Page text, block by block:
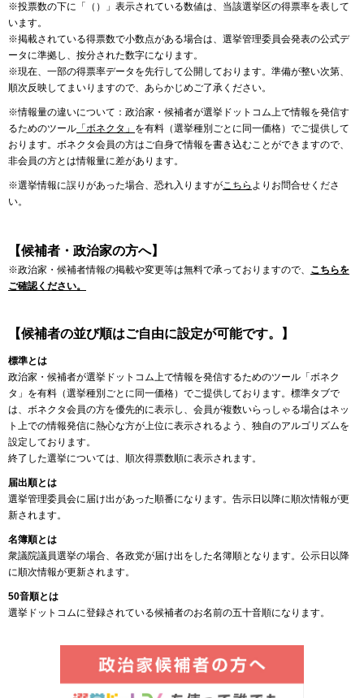
※投票数の下に「（）」表示されている数値は、当該選挙区の得票率を表して
います。
※掲載されている得票数で小数点がある場合は、選挙管理委員会発表の公式デ
ータに準拠し、按分された数字になります。
※現在、一部の得票率データを先行して公開しております。準備が整い次第、
順次反映してまいりますので、あらかじめご了承ください。
※情報量の違いについて：政治家・候補者が選挙ドットコム上で情報を発信す
るためのツール 「ボネクタ」 を有料（選挙種別ごとに同一価格）でご提供して
おります。ボネクタ会員の方はご自身で情報を書き込むことができますので、
非会員の方とは情報量に差があります。
※選挙情報に誤りがあった場合、恐れ入りますがこちら よりお問合せくださ
い。
【候補者・政治家の方へ】
※政治家・候補者情報の掲載や変更等は無料で承っておりますので、 こちらを
ご確認ください。
【候補者の並び順はご自由に設定が可能です。】
標準とは
政治家・候補者が選挙ドットコム上で情報を発信するためのツール「ボネク
タ」を有料（選挙種別ごとに同一価格）でご提供しております。標準タブで
は、ボネクタ会員の方を優先的に表示し、会員が複数いらっしゃる場合はネッ
ト上での情報発信に熱心な方が上位に表示されるよう、独自のアルゴリズムを
設定しております。
終了した選挙については、順次得票数順に表示されます。
届出順とは
選挙管理委員会に届け出があった順番になります。告示日以降に順次情報が更
新されます。
名簿順とは
衆議院議員選挙の場合、各政党が届け出をした名簿順となります。公示日以降
に順次情報が更新されます。
50音順とは
選挙ドットコムに登録されている候補者のお名前の五十音順になります。